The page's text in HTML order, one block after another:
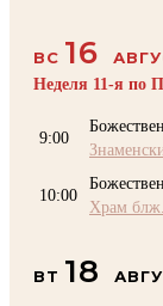
ВС 16
Неделя 11-я по
9:00
10:00
Храм
ВТ 18